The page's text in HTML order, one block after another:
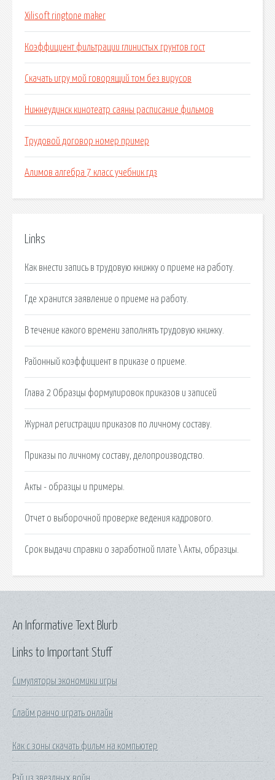
Xilisoft ringtone maker
Коэффициент фильтрации глинистых грунтов гост
Скачать игру мой говорящий том без вирусов
Нижнеудинск кинотеатр саяны расписание фильмов
Трудовой договор номер пример
Алимов алгебра 7 класс учебник гдз
Links
Как внести запись в трудовую книжку о приеме на работу.
Где хранится заявление о приеме на работу.
В течение какого времени заполнять трудовую книжку.
Районный коэффициент в приказе о приеме.
Глава 2 Образцы формулировок приказов и записей
Журнал регистрации приказов по личному составу.
Приказы по личному составу, делопроизводство.
Акты - образцы и примеры.
Отчет о выборочной проверке ведения кадрового.
Срок выдачи справки о заработной плате \ Акты, образцы.
Links to Important Stuff
Симуляторы экономики игры
Слайм ранчо играть онлайн
Как с зоны скачать фильм на компьютер
Рэй из звездных войн
An Informative Text Blurb